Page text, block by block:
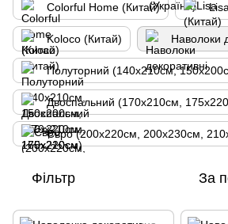
Colorful Home (Китай)
Koloco (Китай) Наволоки
Двоспальний (170х210см,
Євро (200х220см, 200х230см,
Фільтр За